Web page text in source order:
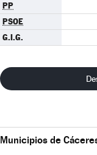
PP
PSOE
G.I.G.
Municipios de